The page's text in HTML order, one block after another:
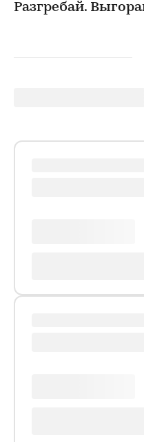
Разгребай.